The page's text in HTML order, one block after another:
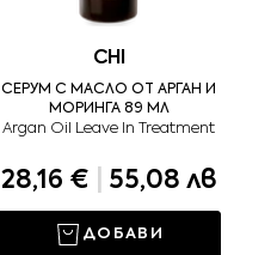
CHI
СЕРУМ С МАСЛО ОТ АРГАН И
МОРИНГА 89 МЛ
Argan Oil Leave In Treatment
28,16 € 55,08 лв
ДОБАВИ